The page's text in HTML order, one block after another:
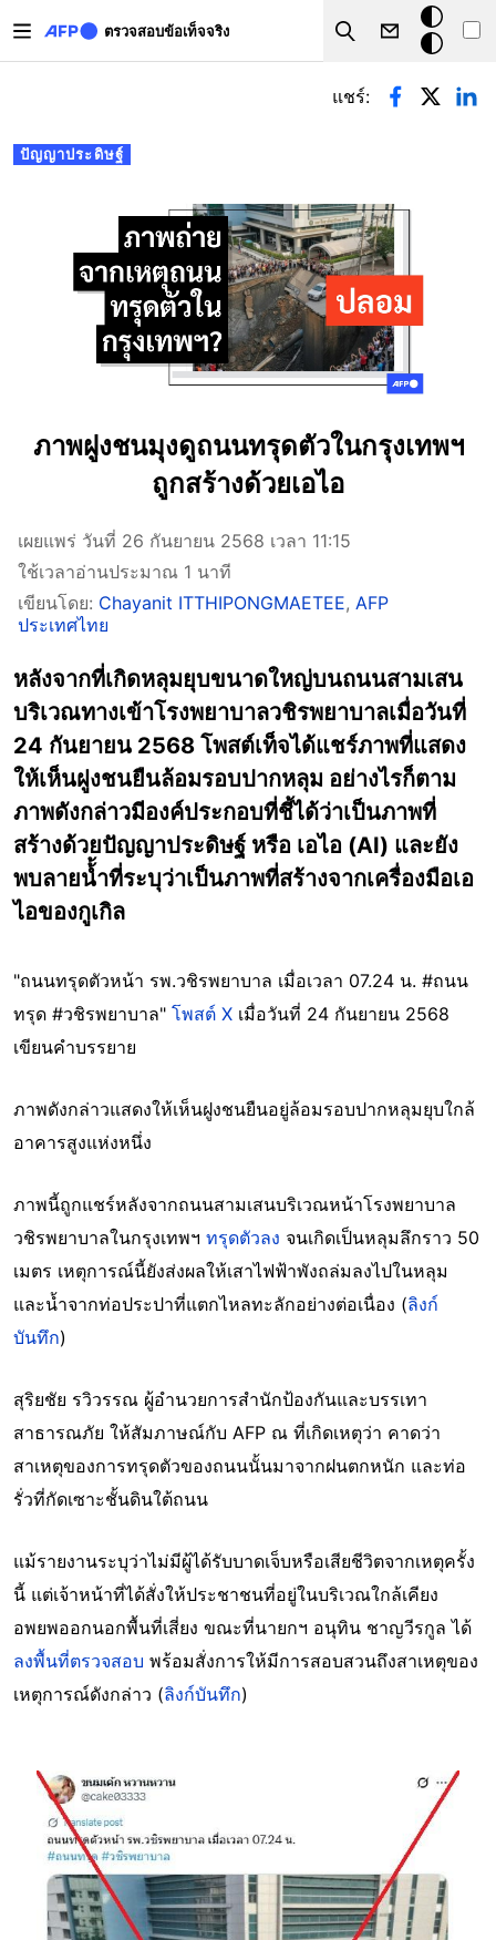
ตรวจสอบข้อเท็จจริง
Search
โหมด
มืด
Primary tabs
ปัญญาประดิษฐ์
แชร์:
ภาพฝูงชนมุงดูถนนทรุดตัวในกรุงเทพฯ
ถูกสร้างด้วยเอไอ
เผยแพร่ วันที่ 26 กันยายน 2568 เวลา 11:15
ใช้เวลาอ่านประมาณ 1 นาที
เขียนโดย: Chayanit ITTHIPONGMAETEE, AFP
ประเทศไทย
หลังจากที่เกิดหลุมยุบขนาดใหญ่บนถนนสามเสน
บริเวณทางเข้าโรงพยาบาลวชิรพยาบาลเมื่อวันที่
24 กันยายน 2568 โพสต์เท็จได้แชร์ภาพที่แสดง
ให้เห็นฝูงชนยืนล้อมรอบปากหลุม อย่างไรก็ตาม
ภาพดังกล่าวมีองค์ประกอบที่ชี้ได้ว่าเป็นภาพที่
สร้างด้วยปัญญาประดิษฐ์ หรือ เอไอ (AI) และยัง
พบลายน้้ำที่ระบุว่าเป็นภาพที่สร้างจากเครื่องมือเอ
ไอของกูเกิล
"ถนนทรุดตัวหน้า รพ.วชิรพยาบาล เมื่อเวลา 07.24 น. #ถนน
ทรุด #วชิรพยาบาล" โพสต์ X เมื่อวันที่ 24 กันยายน 2568
เขียนคำบรรยาย
ภาพดังกล่าวแสดงให้เห็นฝูงชนยืนอยู่ล้อมรอบปากหลุมยุบใกล้
อาคารสูงแห่งหนึ่ง
ภาพนี้ถูกแชร์หลังจากถนนสามเสนบริเวณหน้าโรงพยาบาล
วชิรพยาบาลในกรุงเทพฯ ทรุดตัวลง จนเกิดเป็นหลุมลึกราว 50
เมตร เหตุการณ์นี้ยังส่งผลให้เสาไฟฟ้าพังถล่มลงไปในหลุม
และน้ำจากท่อประปาที่แตกไหลทะลักอย่างต่อเนื่อง (ลิงก์
บันทึก)
สุริยชัย รวิวรรณ ผู้อำนวยการสำนักป้องกันและบรรเทา
สาธารณภัย ให้สัมภาษณ์กับ AFP ณ ที่เกิดเหตุว่า คาดว่า
สาเหตุของการทรุดตัวของถนนนั้นมาจากฝนตกหนัก และท่อ
รั่วที่กัดเซาะชั้นดินใต้ถนน
แม้รายงานระบุว่าไม่มีผู้ได้รับบาดเจ็บหรือเสียชีวิตจากเหตุครั้ง
นี้ แต่เจ้าหน้าที่ได้สั่งให้ประชาชนที่อยู่ในบริเวณใกล้เคียง
อพยพออกนอกพื้นที่เสี่ยง ขณะที่นายกฯ อนุทิน ชาญวีรกูล ได้
ลงพื้นที่ตรวจสอบ พร้อมสั่งการให้มีการสอบสวนถึงสาเหตุของ
เหตุการณ์ดังกล่าว (ลิงก์บันทึก)
Image